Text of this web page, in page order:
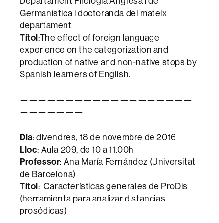
Germanística i doctoranda del mateix
departament
Títol:The effect of foreign language
experience on the categorization and
production of native and non-native stops by
Spanish learners of English.
———————————————————
———————
Dia: divendres, 18 de novembre de 2016
Lloc: Aula 209, de 10 a 11.00h
Professor: Ana María Fernández (Universitat
de Barcelona)
Títol: Características generales de ProDis
(herramienta para analizar distancias
prosódicas)